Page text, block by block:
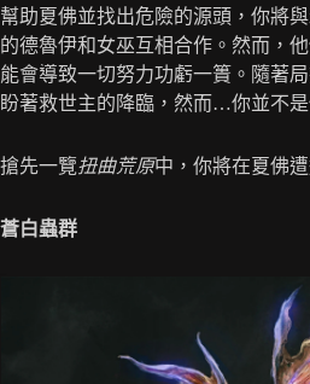
幫助夏佛並找出危險的源頭，你將
的德魯伊和女巫互相合作。然而，
能會導致一切努力功虧一簣。隨著
盼著救世主的降臨，然而…你並不是
搶先一覽扭曲荒原中，你將在夏佛
蒼白蟲群